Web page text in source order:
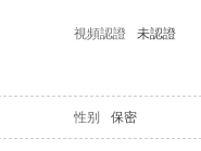
視頻認證 未認證
性别 保密